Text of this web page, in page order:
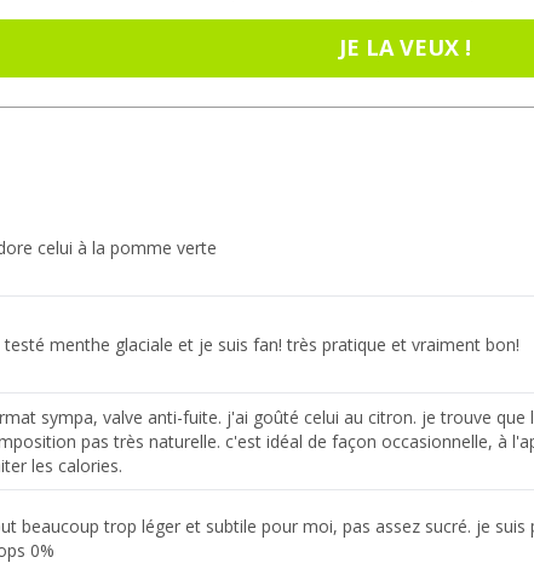
JE LA VEUX !
celui à la pomme verte
testé menthe glaciale et je suis fan! très pratique et vraiment bon!
sympa, valve anti-fuite. j'ai goûté celui au citron. je trouve
pas très naturelle. c'est idéal de façon occasionnelle, à
les calories.
beaucoup trop léger et subtile pour moi, pas assez sucré. je
0%